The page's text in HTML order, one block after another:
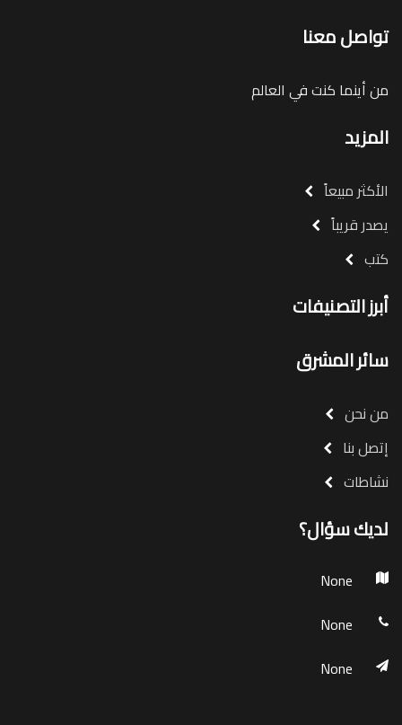
تواصل معنا
من أينما كنت في العالم
المزيد
الأكثر مبيعاً
يصدر قريباً
كتب
أبرز التصنيفات
سائر المشرق
من نحن
إتصل بنا
نشاطات
لديك سؤال؟
None
None
None